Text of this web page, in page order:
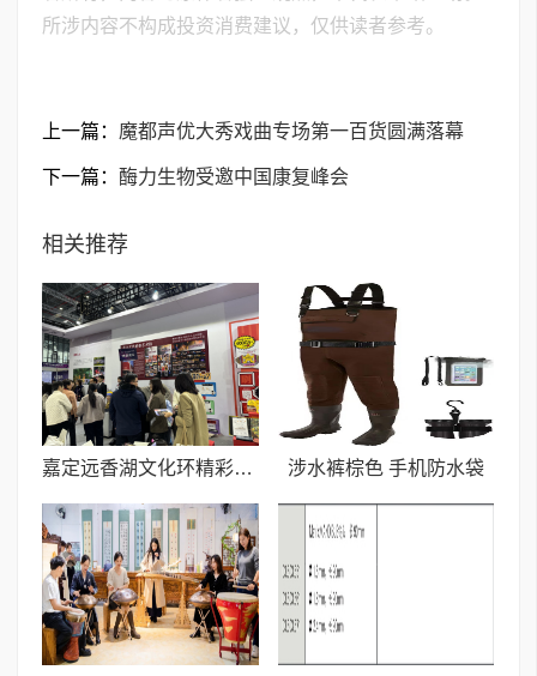
所涉内容不构成投资消费建议，仅供读者参考。
上一篇： 魔都声优大秀戏曲专场第一百货圆满落幕
下一篇： 酶力生物受邀中国康复峰会
相关推荐
嘉定远香湖文化环精彩亮相长三角文博会 涉水裤棕色 手机防水袋